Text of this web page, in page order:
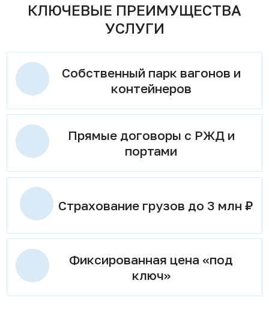
КЛЮЧЕВЫЕ ПРЕИМУЩЕСТВА
УСЛУГИ
Собственный парк вагонов и
контейнеров
Прямые договоры с РЖД и
портами
Страхование грузов до 3 млн ₽
Фиксированная цена «под
ключ»